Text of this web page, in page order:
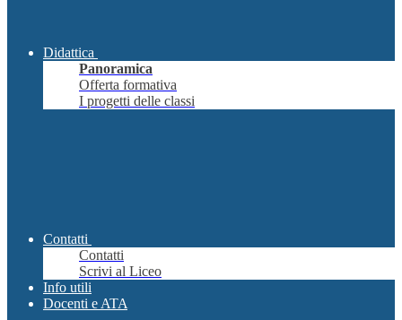
Didattica
Panoramica
Offerta formativa
I progetti delle classi
Contatti
Contatti
Scrivi al Liceo
Info utili
Docenti e ATA